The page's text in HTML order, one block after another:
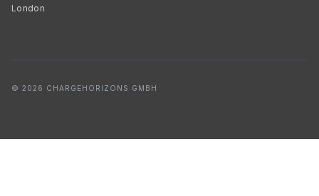
London
© 2026 CHARGEHORIZONS GMBH